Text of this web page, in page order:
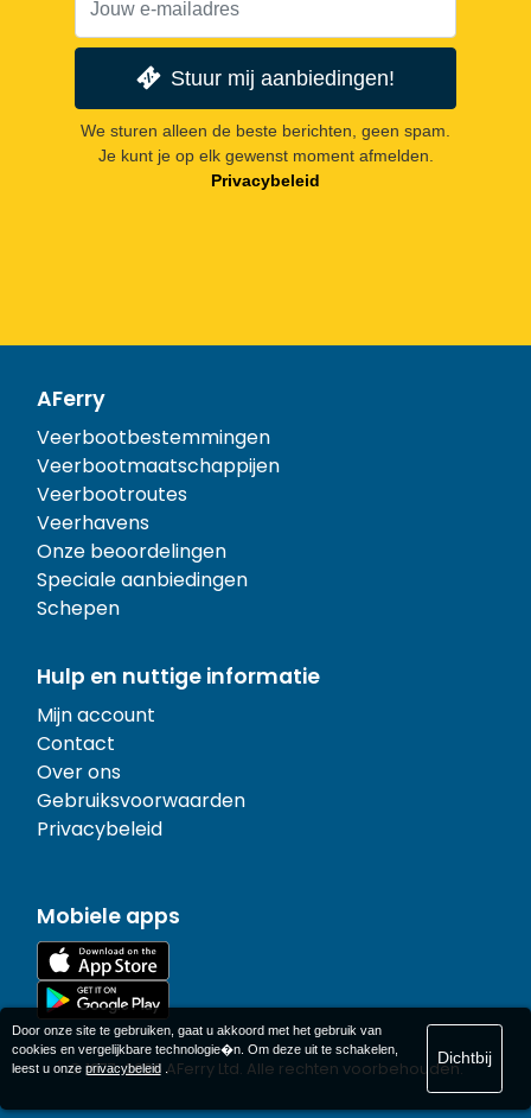
Stuur mij aanbiedingen!
We sturen alleen de beste berichten, geen spam.
Je kunt je op elk gewenst moment afmelden.
Privacybeleid
AFerry
Veerbootbestemmingen
Veerbootmaatschappijen
Veerbootroutes
Veerhavens
Onze beoordelingen
Speciale aanbiedingen
Schepen
Hulp en nuttige informatie
Mijn account
Contact
Over ons
Gebruiksvoorwaarden
Privacybeleid
Mobiele apps
© 1977-2026 AFerry Ltd. Alle rechten voorbehouden.
Door onze site te gebruiken, gaat u akkoord met het gebruik van
cookies en vergelijkbare technologie�n. Om deze uit te schakelen,
leest u onze privacybeleid.
Dichtbij